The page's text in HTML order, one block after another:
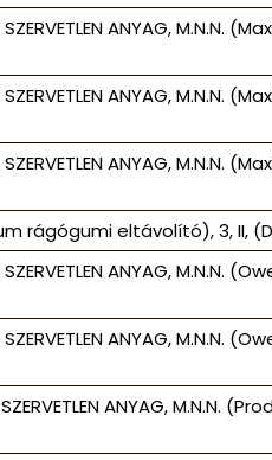
ANYAG, M.N.N.
ANYAG, M.N.N.
ANYAG, M.N.N.
rágógumi eltávolító), 3, II,
SZERVETLEN ANYAG, M.N.N.
SZERVETLEN ANYAG, M.N.N.
ANYAG, M.N.N.